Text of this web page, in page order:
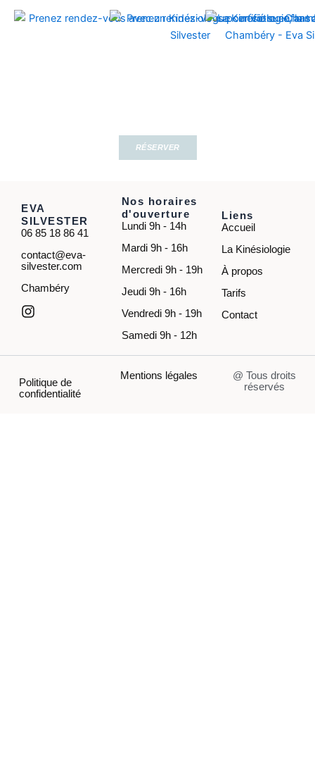
RÉSERVER
EVA
SILVESTER
06 85 18 86 41
contact@eva-
silvester.com
Chambéry
Nos horaires
d'ouverture
Lundi 9h - 14h
Mardi 9h - 16h
Mercredi 9h - 19h
Jeudi 9h - 16h
Vendredi 9h - 19h
Samedi 9h - 12h
Liens
Accueil
La Kinésiologie
À propos
Tarifs
Contact
Politique de
confidentialité
Mentions légales
@ Tous droits
réservés